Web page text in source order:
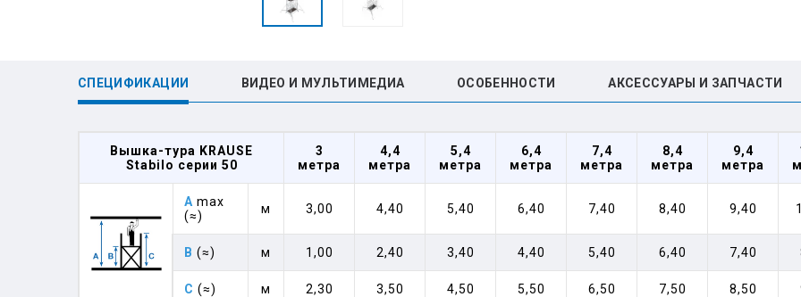
СПЕЦИФИКАЦИИ ВИДЕО И МУЛЬТИМЕДИА ОСОБЕННОСТИ АКСЕССУАРЫ И ЗАПЧАСТИ
Вышка-тура KRAUSE
Stabilo серии 50
3
метра
4,4
метра
5,4
метра
6,4
метра
7,4
метра
8,4
метра
9,4
метра
A max
(≈)
м 3,00 4,40 5,40 6,40 7,40 8,40 9,40
B (≈) м 1,00 2,40 3,40 4,40 5,40 6,40 7,40
C (≈) м 2,30 3,50 4,50 5,50 6,50 7,50 8,50